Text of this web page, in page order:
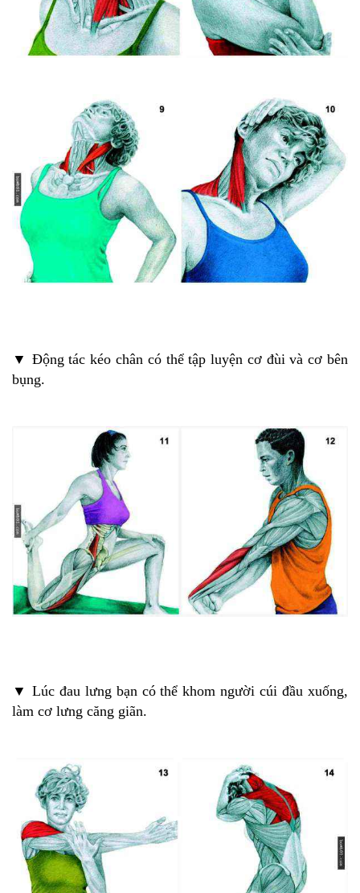
▼ Động tác kéo chân có thể tập luyện cơ đùi và cơ bên
bụng.
▼ Lúc đau lưng bạn có thể khom người cúi đầu xuống,
làm cơ lưng căng giãn.